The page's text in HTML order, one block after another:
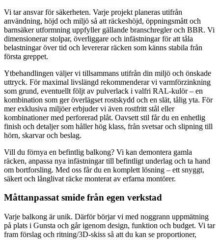
Vi tar ansvar för säkerheten. Varje projekt planeras utifrån
användning, höjd och miljö så att räckeshöjd, öppningsmått och
barnsäker utformning uppfyller gällande branschregler och BBR. Vi
dimensionerar stolpar, överliggare och infästningar för att tåla
belastningar över tid och levererar räcken som känns stabila från
första greppet.
Ytbehandlingen väljer vi tillsammans utifrån din miljö och önskade
uttryck. För maximal livslängd rekommenderar vi varmförzinkning
som grund, eventuellt följt av pulverlack i valfri RAL-kulör – en
kombination som ger överlägset rostskydd och en slät, tålig yta. För
mer exklusiva miljöer erbjuder vi även rostfritt stål eller
kombinationer med perforerad plåt. Oavsett stil får du en enhetlig
finish och detaljer som håller hög klass, från svetsar och slipning till
hörn, skarvar och beslag.
Vill du förnya en befintlig balkong? Vi kan demontera gamla
räcken, anpassa nya infästningar till befintligt underlag och ta hand
om bortforsling. Med oss får du en komplett lösning – ett snyggt,
säkert och långlivat räcke monterat av erfarna montörer.
Måttanpassat smide från egen verkstad
Varje balkong är unik. Därför börjar vi med noggrann uppmätning
på plats i Gunsta och går igenom design, funktion och budget. Vi tar
fram förslag och ritning/3D-skiss så att du kan se proportioner,